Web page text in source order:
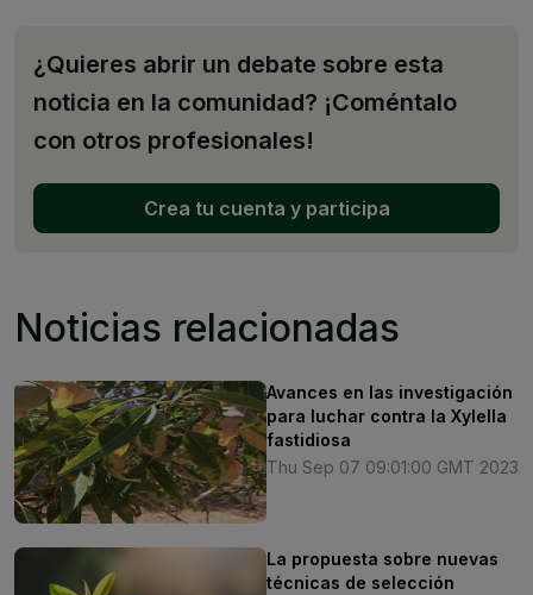
¿Quieres abrir un debate sobre esta
noticia en la comunidad? ¡Coméntalo
con otros profesionales!
Crea tu cuenta y participa
Noticias relacionadas
Avances en las investigación
para luchar contra la Xylella
fastidiosa
Thu Sep 07 09:01:00 GMT 2023
La propuesta sobre nuevas
técnicas de selección